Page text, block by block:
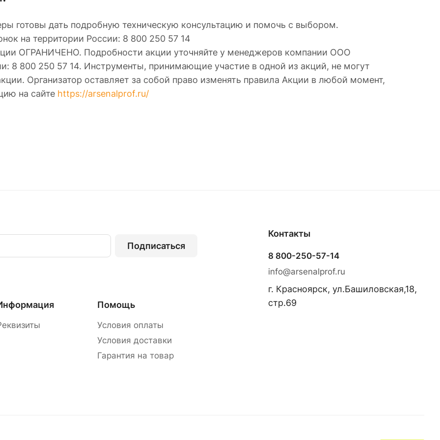
дать подробную техническую консультацию и помочь с выбором.
на территории России: 8 800 250 57 14
ОГРАНИЧЕНО. Подробности акции уточняйте у менеджеров компании ООО
8 800 250 57 14. Инструменты, принимающие участие в одной из акций, не могут
Организатор оставляет за собой право изменять правила Акции в любой момент,
на сайте https://arsenalprof.ru/
Подписаться
Помощь
Условия оплаты
Условия доставки
Гарантия на товар
Контакты
8 800-250-57-14
info@arsenalprof.ru
г. Красноярск, ул.Башиловская,18,
стр.69